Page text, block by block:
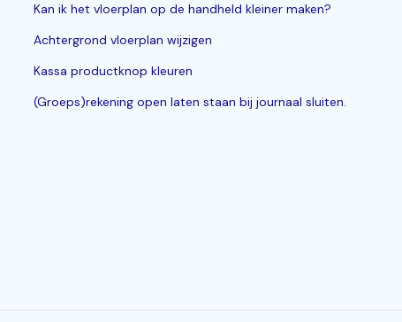
Kan ik het vloerplan op de handheld kleiner maken?
Achtergrond vloerplan wijzigen
Kassa productknop kleuren
(Groeps)rekening open laten staan bij journaal sluiten.